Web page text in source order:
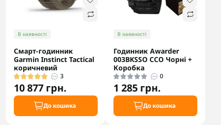
В наявності
Смарт-годинник
Garmin Instinct Tactical
коричневий
3
10 877 грн.
До кошика
В наявності
Годинник Awarder
003BKSSO ССО Чорні +
Коробка
0
1 285 грн.
До кошика